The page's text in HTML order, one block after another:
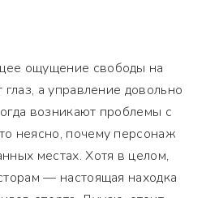
ощущение свободы на
а управление довольно
возникают проблемы с
неясно, почему персонаж
местах. Хотя в целом,
— настоящая находка